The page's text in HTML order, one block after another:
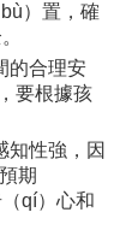
）置，確
的合理安
要根據孩
知性強，因
期
qí）心和